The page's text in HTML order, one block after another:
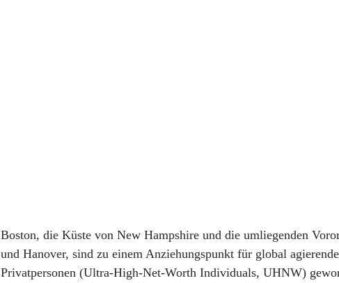
Boston, die Küste von New Hampshire und die umliegenden
und Hanover, sind zu einem Anziehungspunkt für global
Privatpersonen (Ultra-High-Net-Worth Individuals, UHNW)